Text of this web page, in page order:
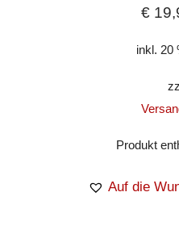
€
inkl. 20
Produkt
Auf die